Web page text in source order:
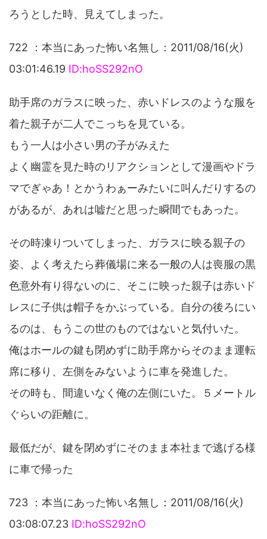
ろうとした時、見えてしまった。
722 ：本当にあった怖い名無し：2011/08/16(火)
03:01:46.19 ID:hoSS292nO
助手席のガラスに映った、赤いドレスのような服を
着た親子が二人でこっちを見ている。
もう一人は小さい男の子がみえた
よく幽霊を見た時のリアクションとして漫画やドラ
マでぎゃあ！とかうわぁーみたいに叫んだりするの
があるが、あれは嘘だと思った瞬間でもあった。
その時凍りついてしまった、ガラスに映る親子の
姿、よく考えたら葬儀場に来る一般の人は喪服の黒
色意外有り得ないのに、そこに映った親子は赤いド
レスに子供は帽子をかぶっている。自分の後ろにい
るのは、もうこの世のものではないと気付いた。
俺はホールの鍵も閉めずに助手席からそのまま運転
席に移り、左側をみないように車を発進した。
その時も、間違いなく俺の左側にいた。５メートル
ぐらいの距離に。
最低だが、鍵を閉めずにそのまま本社まで逃げる様
に車で帰った
723 ：本当にあった怖い名無し：2011/08/16(火)
03:08:07.23 ID:hoSS292nO